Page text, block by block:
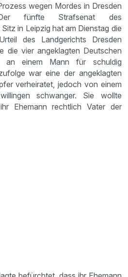
wegen Mordes in Dresden
fünfte Strafsenat des
in Leipzig hat am Dienstag die
des Landgerichts Dresden
die vier angeklagten Deutschen
an einem Mann für schuldig
war eine der angeklagten
verheiratet, jedoch von einem
schwanger. Sie wollte
Ehemann rechtlich Vater der